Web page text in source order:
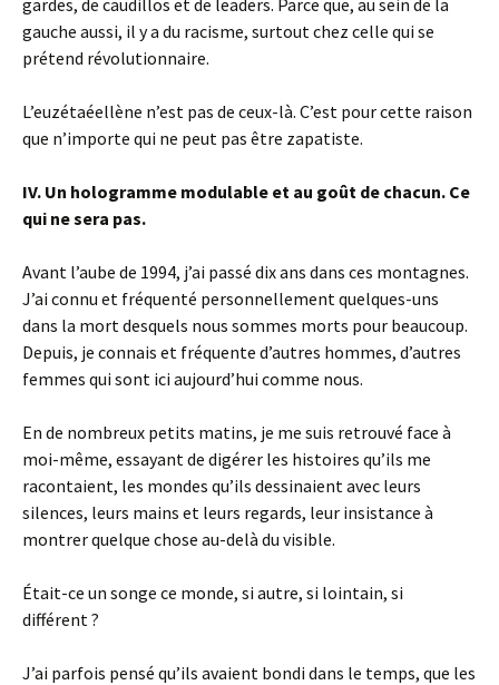
gardes, de caudillos et de leaders. Parce que, au sein de la
gauche aussi, il y a du racisme, surtout chez celle qui se
prétend révolutionnaire.
L’euzétaéellène n’est pas de ceux-là. C’est pour cette raison
que n’importe qui ne peut pas être zapatiste.
IV. Un hologramme modulable et au goût de chacun. Ce
qui ne sera pas.
Avant l’aube de 1994, j’ai passé dix ans dans ces montagnes.
J’ai connu et fréquenté personnellement quelques-uns
dans la mort desquels nous sommes morts pour beaucoup.
Depuis, je connais et fréquente d’autres hommes, d’autres
femmes qui sont ici aujourd’hui comme nous.
En de nombreux petits matins, je me suis retrouvé face à
moi-même, essayant de digérer les histoires qu’ils me
racontaient, les mondes qu’ils dessinaient avec leurs
silences, leurs mains et leurs regards, leur insistance à
montrer quelque chose au-delà du visible.
Était-ce un songe ce monde, si autre, si lointain, si
différent ?
J’ai parfois pensé qu’ils avaient bondi dans le temps, que les